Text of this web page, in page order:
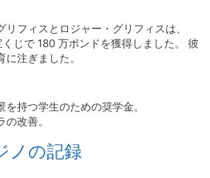
フィスとロジャー・グリフィスは、
じで 180 万ポンドを獲得しました。 彼
注ぎました。
を持つ学生のための奨学金。
改善。
ノの記録